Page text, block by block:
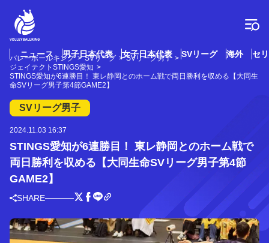
ニュース 男子日本代表 女子日本代表 SVリーグ 海外 セ
バレーボールキング SVリーグ
SVリーグ男子
ジェイテクトSTINGS愛知
STINGS愛知が6連勝目！ 東レ静岡とのホーム戦で両日勝利を収める【大同生
命SVリーグ男子第4節GAME2】
SVリーグ男子
2024.11.03 16:37
STINGS愛知が6連勝目！ 東レ静岡とのホーム戦で
両日勝利を収める【大同生命SVリーグ男子第4節
GAME2】
SHARE